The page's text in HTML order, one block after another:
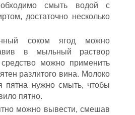
смыть водой с
достаточно несколько
соком ягод можно
в мыльный раствор
можно применить
разлитого вина. Молоко
пятна нужно смыть, чтобы
пятно.
можно вывести, смешав